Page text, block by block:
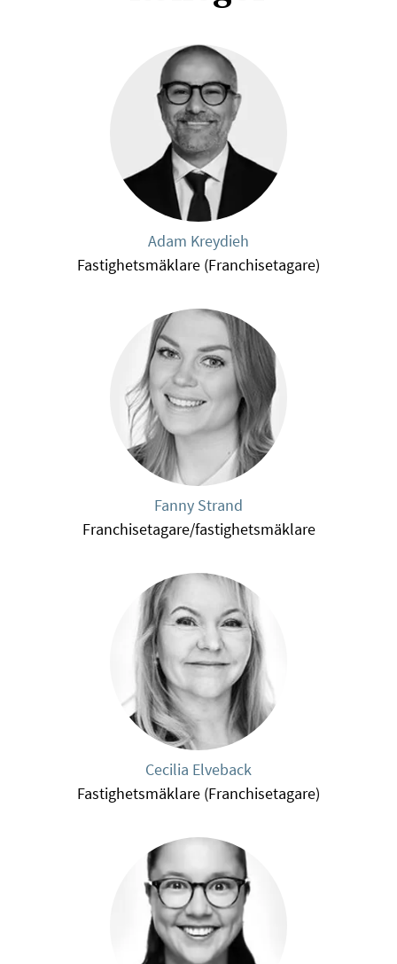
Adam Kreydieh
Fastighetsmäklare (Franchisetagare)
Fanny Strand
Franchisetagare/fastighetsmäklare
Cecilia Elveback
Fastighetsmäklare (Franchisetagare)